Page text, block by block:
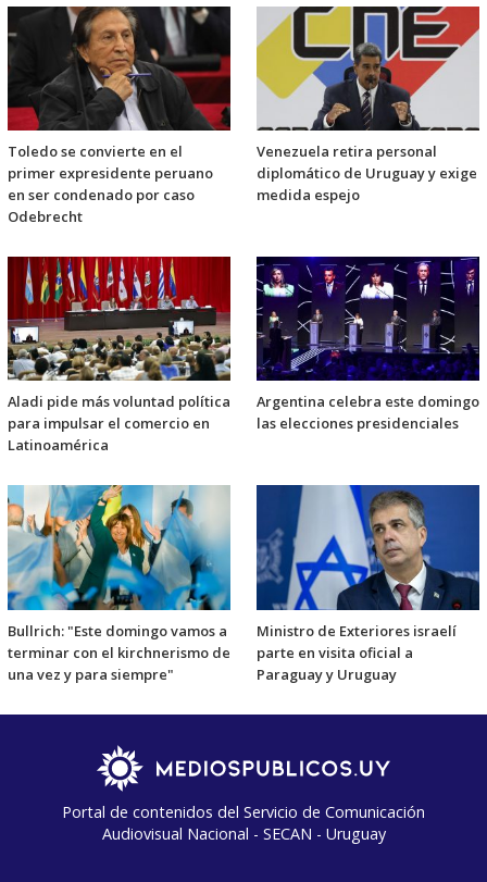
Toledo se convierte en el
primer expresidente peruano
en ser condenado por caso
Odebrecht
Venezuela retira personal
diplomático de Uruguay y exige
medida espejo
Aladi pide más voluntad política
para impulsar el comercio en
Latinoamérica
Argentina celebra este domingo
las elecciones presidenciales
Bullrich: "Este domingo vamos a
terminar con el kirchnerismo de
una vez y para siempre"
Ministro de Exteriores israelí
parte en visita oficial a
Paraguay y Uruguay
Portal de contenidos del Servicio de Comunicación
Audiovisual Nacional - SECAN - Uruguay